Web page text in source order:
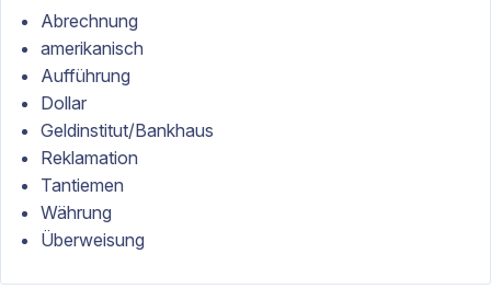
Abrechnung
amerikanisch
Aufführung
Dollar
Geldinstitut/Bankhaus
Reklamation
Tantiemen
Währung
Überweisung